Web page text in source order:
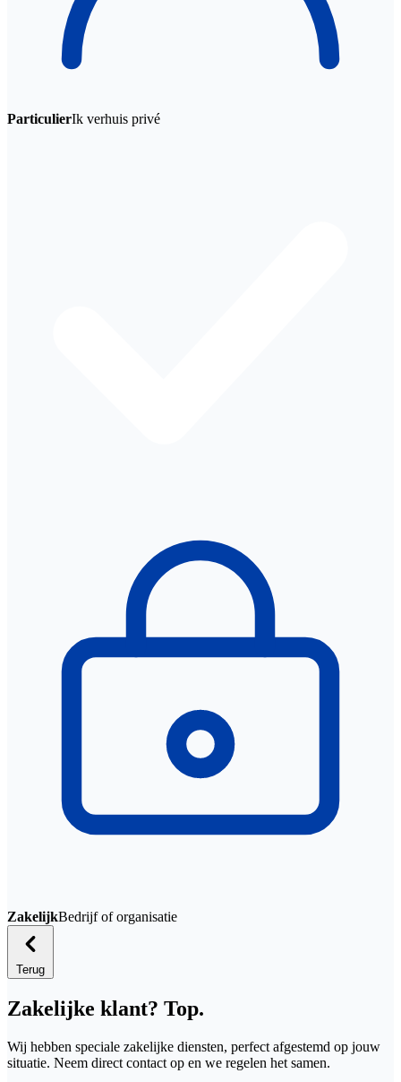
ParticulierIk verhuis privé
ZakelijkBedrijf of organisatie
Terug
Zakelijke klant? Top.
Wij hebben speciale zakelijke diensten, perfect afgestemd op jouw
situatie. Neem direct contact op en we regelen het samen.